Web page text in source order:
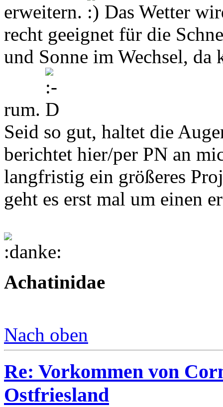
erweitern.
Das Wetter
recht geeignet für die
und Sonne im Wechsel, da
rum.
Seid so gut, haltet die
berichtet hier/per PN an
langfristig ein größeres
geht es erst mal um einen
Achatinidae
Nach oben
Re: Vorkommen von
Ostfriesland